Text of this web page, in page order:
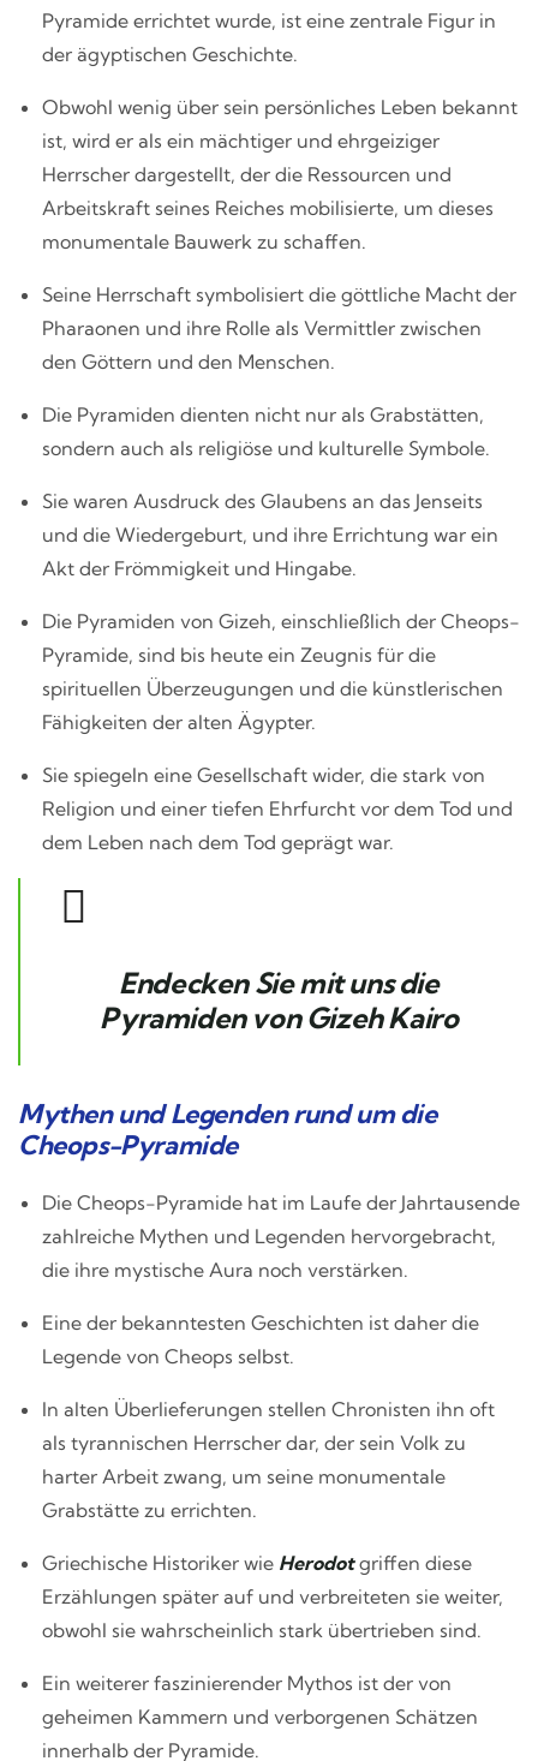
Pyramide errichtet wurde, ist eine zentrale Figur in
der ägyptischen Geschichte.
Obwohl wenig über sein persönliches Leben bekannt
ist, wird er als ein mächtiger und ehrgeiziger
Herrscher dargestellt, der die Ressourcen und
Arbeitskraft seines Reiches mobilisierte, um dieses
monumentale Bauwerk zu schaffen.
Seine Herrschaft symbolisiert die göttliche Macht der
Pharaonen und ihre Rolle als Vermittler zwischen
den Göttern und den Menschen.
Die Pyramiden dienten nicht nur als Grabstätten,
sondern auch als religiöse und kulturelle Symbole.
Sie waren Ausdruck des Glaubens an das Jenseits
und die Wiedergeburt, und ihre Errichtung war ein
Akt der Frömmigkeit und Hingabe.
Die Pyramiden von Gizeh, einschließlich der Cheops-
Pyramide, sind bis heute ein Zeugnis für die
spirituellen Überzeugungen und die künstlerischen
Fähigkeiten der alten Ägypter.
Sie spiegeln eine Gesellschaft wider, die stark von
Religion und einer tiefen Ehrfurcht vor dem Tod und
dem Leben nach dem Tod geprägt war.
Endecken Sie mit uns die
Pyramiden von Gizeh Kairo
Mythen und Legenden rund um die
Cheops-Pyramide
Die Cheops-Pyramide hat im Laufe der Jahrtausende
zahlreiche Mythen und Legenden hervorgebracht,
die ihre mystische Aura noch verstärken.
Eine der bekanntesten Geschichten ist daher die
Legende von Cheops selbst.
In alten Überlieferungen stellen Chronisten ihn oft
als tyrannischen Herrscher dar, der sein Volk zu
harter Arbeit zwang, um seine monumentale
Grabstätte zu errichten.
Griechische Historiker wie Herodotgriffen diese
Erzählungen später auf und verbreiteten sie weiter,
obwohl sie wahrscheinlich stark übertrieben sind.
Ein weiterer faszinierender Mythos ist der von
geheimen Kammern und verborgenen Schätzen
innerhalb der Pyramide.